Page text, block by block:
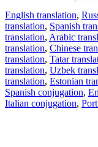
English translation,
translation, Spanish
translation, Arabic
translation, Chinese
translation, Tatar
translation, Uzbek
translation, Estonian
Spanish conjugation,
Italian conjugation,